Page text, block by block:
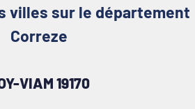
villes sur le département
Correze
VIAM 19170